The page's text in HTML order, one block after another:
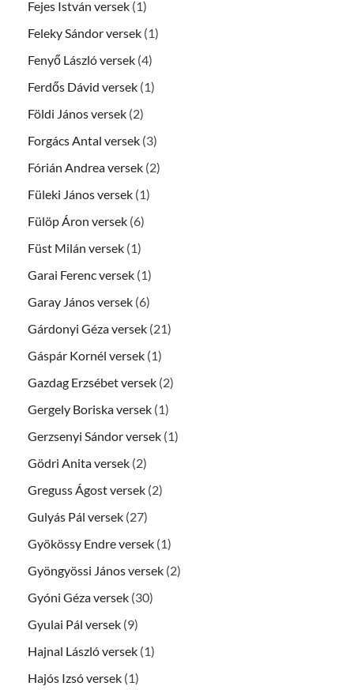
Fejes István versek (1)
Feleky Sándor versek (1)
Fenyő László versek (4)
Ferdős Dávid versek (1)
Földi János versek (2)
Forgács Antal versek (3)
Fórián Andrea versek (2)
Füleki János versek (1)
Fülöp Áron versek (6)
Füst Milán versek (1)
Garai Ferenc versek (1)
Garay János versek (6)
Gárdonyi Géza versek (21)
Gáspár Kornél versek (1)
Gazdag Erzsébet versek (2)
Gergely Boriska versek (1)
Gerzsenyi Sándor versek (1)
Gödri Anita versek (2)
Greguss Ágost versek (2)
Gulyás Pál versek (27)
Gyökössy Endre versek (1)
Gyöngyössi János versek (2)
Gyóni Géza versek (30)
Gyulai Pál versek (9)
Hajnal László versek (1)
Hajós Izsó versek (1)